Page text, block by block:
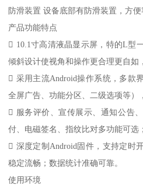
防滑装置 设备底部有防滑装置，方
产品功能特点
 10.1寸高清液晶显示屏，特的L型
倾斜设计使视角和操作更合理更自如
 采用主流Android操作系统，多款
全屏广告、功能分区、二级选项等）
 服务评价、宣传展示、通知公告
付、电磁签名、指纹比对多功能可选；
 深度定制Android固件，支持定时
稳定流畅；数据统计准确可靠。
使用环境